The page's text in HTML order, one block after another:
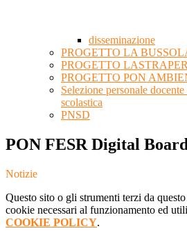
disseminazione
PROGETTO LA
PROGETTO
PROGETTO PON
Selezione personale
scolastica
PNSD
PON FESR Digital
Notizie
Questo sito o gli strumenti terzi da
cookie necessari al funzionamento ed
COOKIE POLICY.